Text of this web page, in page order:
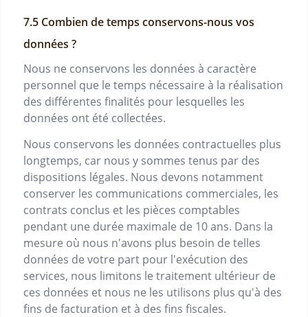
Combien de temps conservons-nous vos
données ?
Nous ne conservons les données à caractère
personnel que le temps nécessaire à la réalisation
des différentes finalités pour lesquelles les
données ont été collectées.
Nous conservons les données contractuelles plus
longtemps, car nous y sommes tenus par des
dispositions légales. Nous devons notamment
conserver les communications commerciales, les
contrats conclus et les pièces comptables
pendant une durée maximale de 10 ans. Dans la
mesure où nous n'avons plus besoin de telles
données de votre part pour l'exécution des
services, nous limitons le traitement ultérieur de
ces données et nous ne les utilisons plus qu'à des
fins de facturation et à des fins fiscales.